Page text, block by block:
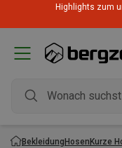
Highlights zum
BekleidungHosenKurze